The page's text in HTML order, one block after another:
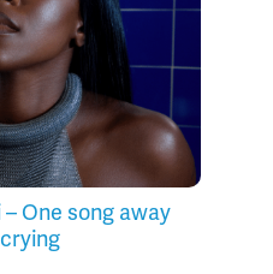
One song away